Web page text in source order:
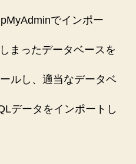
でインポー
まったデータベースを
ルし、適当なデータベ
データをインポートし